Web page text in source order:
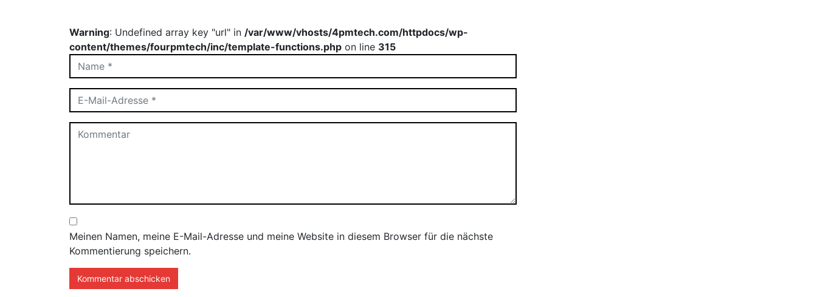
Warning: Undefined array key "url" in /var/www/vhosts/4pmtech.com/httpdocs/wp-
content/themes/fourpmtech/inc/template-functions.php on line 315
Meinen Namen, meine E-Mail-Adresse und meine Website in diesem Browser für die nächste
Kommentierung speichern.